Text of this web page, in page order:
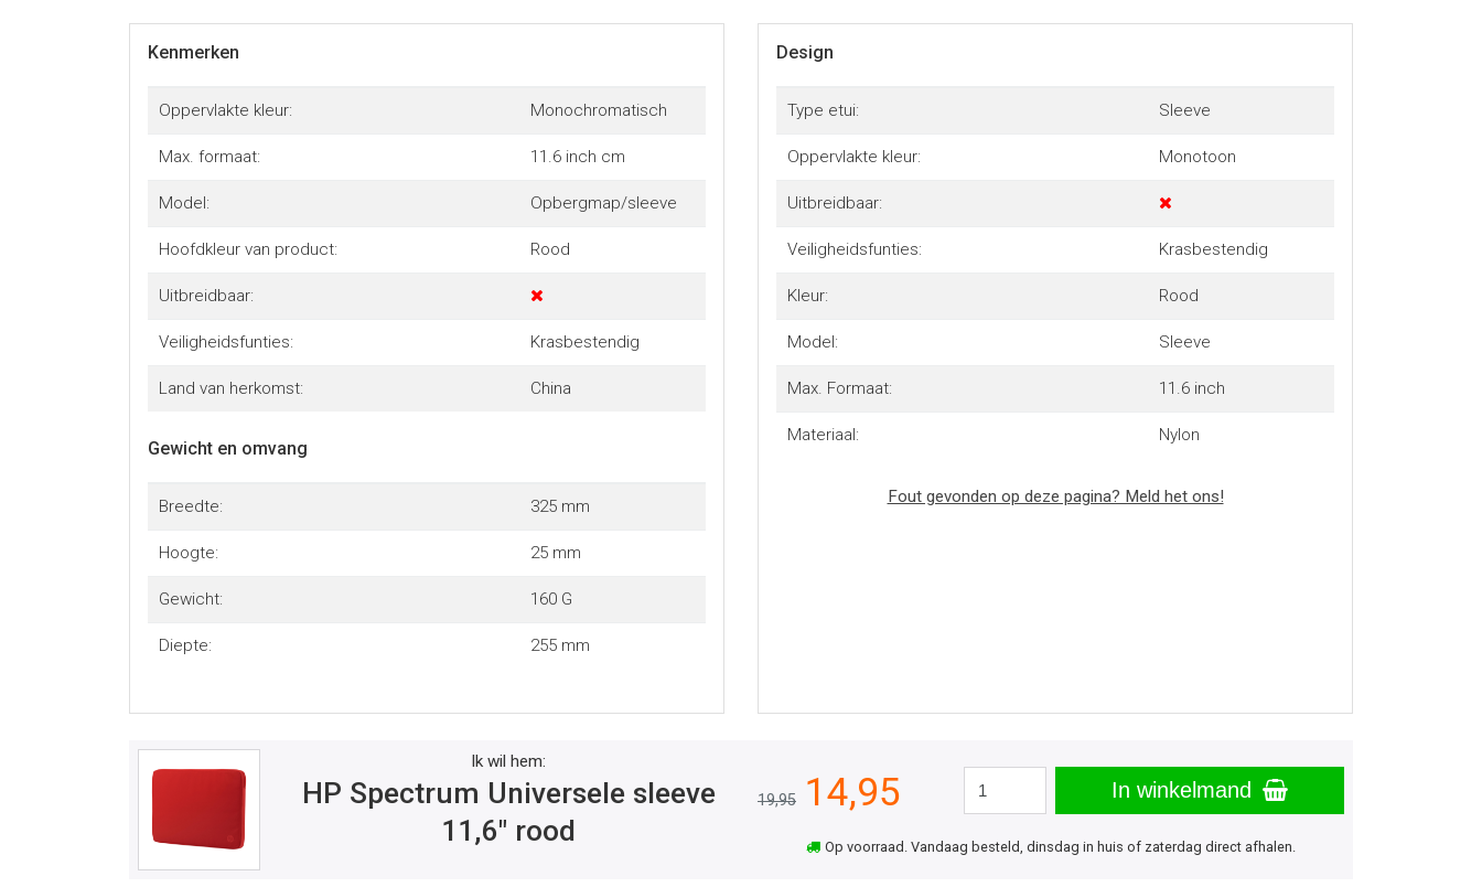
Kenmerken
Oppervlakte kleur: Monochromatisch
Max. formaat: 11.6 inch cm
Model: Opbergmap/sleeve
Hoofdkleur van product: Rood
Uitbreidbaar:
Veiligheidsfunties: Krasbestendig
Land van herkomst: China
Gewicht en omvang
Breedte: 325 mm
Hoogte: 25 mm
Gewicht: 160 G
Diepte: 255 mm
Design
Type etui: Sleeve
Oppervlakte kleur: Monotoon
Uitbreidbaar:
Veiligheidsfunties: Krasbestendig
Kleur: Rood
Model: Sleeve
Max. Formaat: 11.6 inch
Materiaal: Nylon
Fout gevonden op deze pagina? Meld het ons!
Ik wil hem:
HP Spectrum Universele sleeve
11,6" rood
19,95 14,95 In winkelmand
Op voorraad. Vandaag besteld, dinsdag in huis of zaterdag direct afhalen.